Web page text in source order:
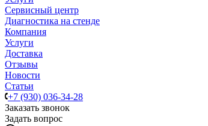
Сервисный центр
Диагностика на стенде
Компания
Услуги
Доставка
Отзывы
Новости
Статьи
+7 (930) 036-34-28
Заказать звонок
Задать вопрос